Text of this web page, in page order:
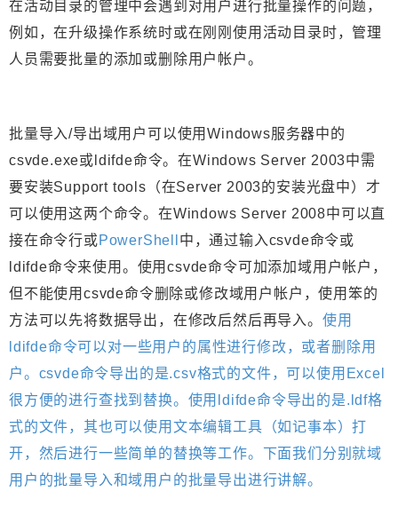
在活动目录的管理中会遇到对用户进行批量操作的问题，
例如，在升级操作系统时或在刚刚使用活动目录时，管理
人员需要批量的添加或删除用户帐户。
批量导入/导出域用户可以使用Windows服务器中的
csvde.exe或ldifde命令。在Windows Server 2003中需
要安装Support tools（在Server 2003的安装光盘中）才
可以使用这两个命令。在Windows Server 2008中可以直
接在命令行或PowerShell 中，通过输入csvde命令或
ldifde命令来使用。使用csvde命令可加添加域用户帐户，
但不能使用csvde命令删除或修改域用户帐户，使用笨的
方法可以先将数据导出，在修改后然后再导入。 使用
ldifde命令可以对一些用户的属性进行修改，或者删除用
户。csvde命令导出的是.csv格式的文件，可以使用Excel
很方便的进行查找到替换。使用ldifde命令导出的是.ldf格
式的文件，其也可以使用文本编辑工具（如记事本）打
开，然后进行一些简单的替换等工作。下面我们分别就域
用户的批量导入和域用户的批量导出进行讲解。